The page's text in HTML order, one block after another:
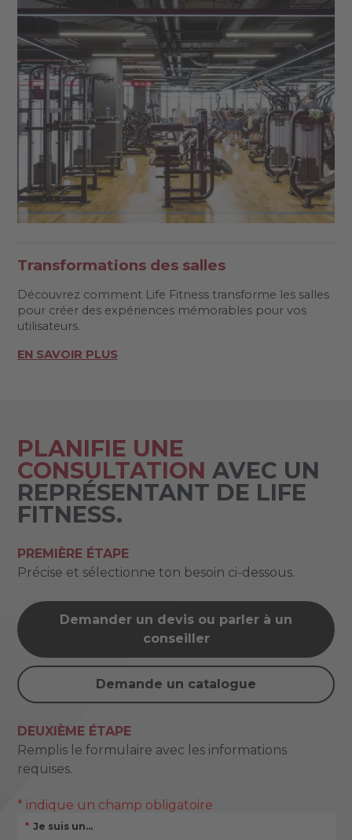
Transformations des salles
Découvrez comment Life Fitness transforme les salles
pour créer des expériences mémorables pour vos
utilisateurs.
EN SAVOIR PLUS
PLANIFIE UNE
CONSULTATION AVEC UN
REPRÉSENTANT DE LIFE
FITNESS.
PREMIÈRE ÉTAPE
Précise et sélectionne ton besoin ci-dessous.
Demander un devis ou parler à un
conseiller
Demande un catalogue
DEUXIÈME ÉTAPE
Remplis le formulaire avec les informations
requises.